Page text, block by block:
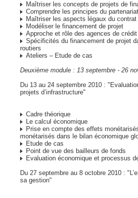
Maîtriser les concepts de projets de
Comprendre les principes du
Maîtriser les aspects légaux du contrat
Modéliser le financement de projet
Approche et rôle des agences de
Spécificités du financement de projet
routiers
Ateliers – Etude de cas
Deuxième module : 13 septembre - 26
Du 13 au 24 septembre 2010 :
projets d’infrastructure"
Cadre théorique
Le calcul économique
Prise en compte des effets
monétarisés dans le bilan économique
Etude de cas
Point de vue des bailleurs de fonds
Evaluation économique et processus
Du 27 septembre au 8 octobre 2010 :
sa gestion"